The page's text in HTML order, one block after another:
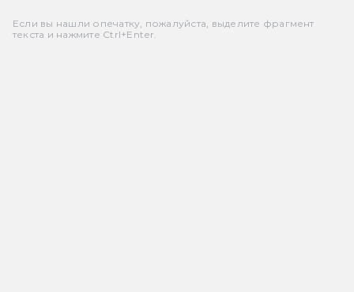
Если вы нашли опечатку, пожалуйста, выделите фрагмент
текста и нажмите Ctrl+Enter.